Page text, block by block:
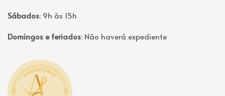
Sábados: 9h às 15h
Domingos e feriados: Não haverá expediente
Página inicial